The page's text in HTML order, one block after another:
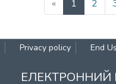
« 1 (current)
2
Privacy policy End
ЕЛЕКТРОННИЙ